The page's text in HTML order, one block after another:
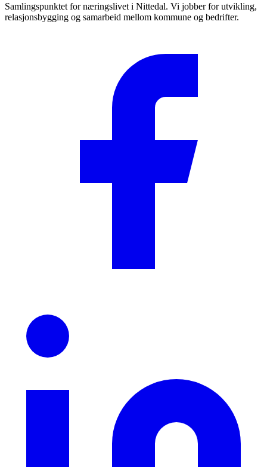
Samlingspunktet for næringslivet i Nittedal. Vi jobber for utvikling,
relasjonsbygging og samarbeid mellom kommune og bedrifter.